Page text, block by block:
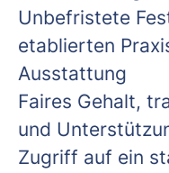
Unbefristete
etablierten
Ausstattung
Faires Gehalt,
und
Zugriff auf ein